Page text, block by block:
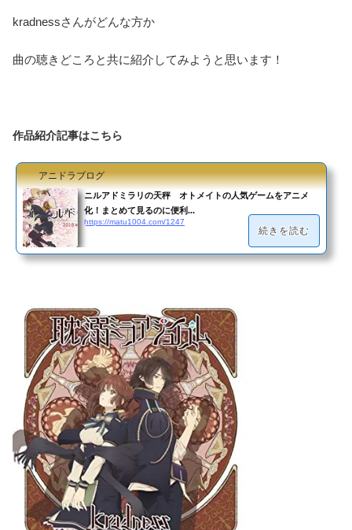
kradnessさんがどんな方か
曲の聴きどころと共に紹介してみようと思います！
作品紹介記事はこちら
アニドラブログ
ニルアドミラリの天秤 オトメイトの人気ゲームをアニメ
化！まとめて見るのに便利...
https://matu1004.com/1247
続きを読む